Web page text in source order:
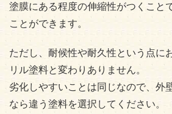
塗膜にある程度の伸縮性がつくこと
ことができます。
ただし、耐候性や耐久性という点に
リル塗料と変わりありません。
劣化しやすいことは同じなので、外
なら違う塗料を選択してください。